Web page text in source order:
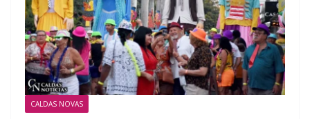
CALDAS NOVAS